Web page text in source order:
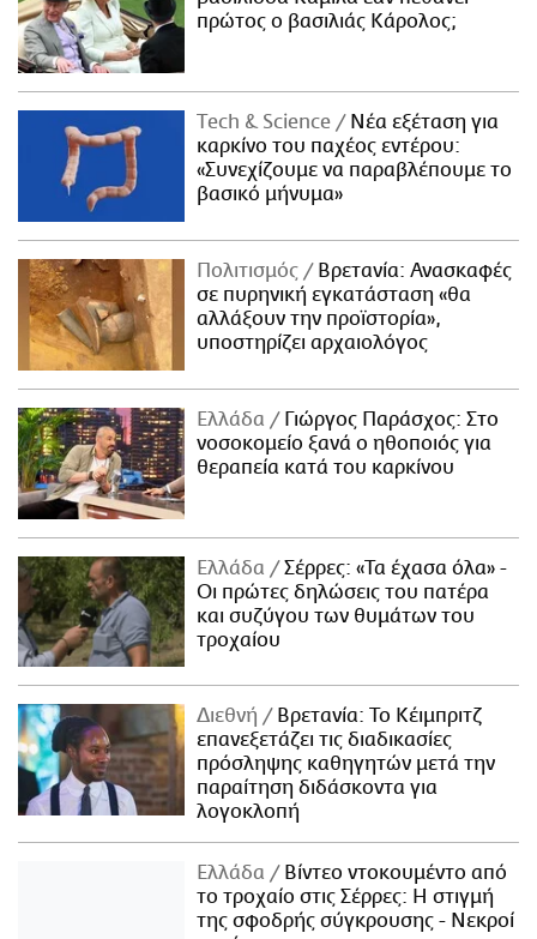
πρώτος ο βασιλιάς Κάρολος;
Τech & Science
Νέα εξέταση για
καρκίνο του παχέος εντέρου:
«Συνεχίζουμε να παραβλέπουμε το
βασικό μήνυμα»
Πολιτισμός
Βρετανία: Ανασκαφές
σε πυρηνική εγκατάσταση «θα
αλλάξουν την προϊστορία»,
υποστηρίζει αρχαιολόγος
Ελλάδα
Γιώργος Παράσχος: Στο
νοσοκομείο ξανά ο ηθοποιός για
θεραπεία κατά του καρκίνου
Ελλάδα
Σέρρες: «Τα έχασα όλα» -
Οι πρώτες δηλώσεις του πατέρα
και συζύγου των θυμάτων του
τροχαίου
Διεθνή
Βρετανία: Το Κέιμπριτζ
επανεξετάζει τις διαδικασίες
πρόσληψης καθηγητών μετά την
παραίτηση διδάσκοντα για
λογοκλοπή
Ελλάδα
Βίντεο ντοκουμέντο από
το τροχαίο στις Σέρρες: Η στιγμή
της σφοδρής σύγκρουσης - Νεκροί